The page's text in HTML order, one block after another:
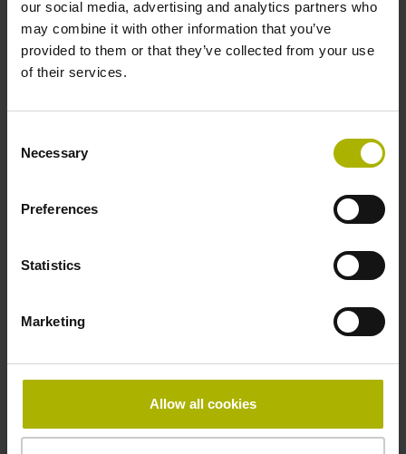
our social media, advertising and analytics partners who
may combine it with other information that you’ve
provided to them or that they’ve collected from your use
of their services.
Selection
Necessary
Preferences
Statistics
Marketing
Allow all cookies